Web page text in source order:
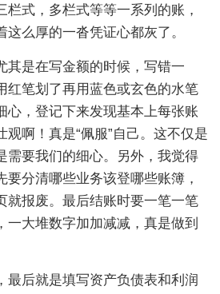
栏式，多栏式等等一系列的账，
么厚的一沓凭证心都灰了。
是在写金额的时候，写错一
红笔划了再用蓝色或玄色的水笔
心，登记下来发现基本上每张账
观啊！真是“佩服”自己。这不仅是
需要我们的细心。另外，我觉得
要分清哪些业务该登哪些账簿，
就报废。最后结账时要一笔一笔
一大堆数字加加减减，真是做到
后就是填写资产负债表和利润